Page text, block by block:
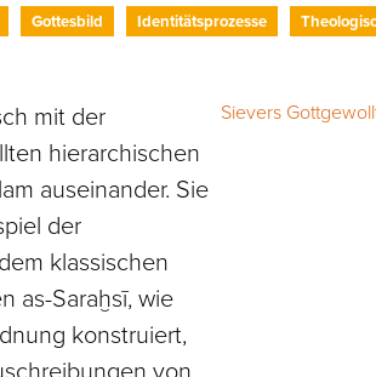
Gottesbild Identitätsprozesse
mit der
hierarchischen
auseinander. Sie
der
klassischen
as-Saraḫsī, wie
konstruiert,
von
Sievers